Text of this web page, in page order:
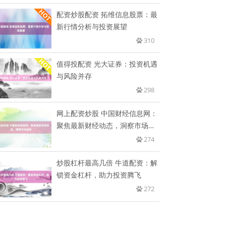
配资炒股配资 拓维信息股票：最
新行情分析与投资展望
310
值得投配资 光大证券：投资机遇
与风险并存
298
网上配资炒股 中国财经信息网：
聚焦最新财经动态，洞察市场趋
274
炒股杠杆最高几倍 牛道配资：解
锁资金杠杆，助力投资腾飞
272